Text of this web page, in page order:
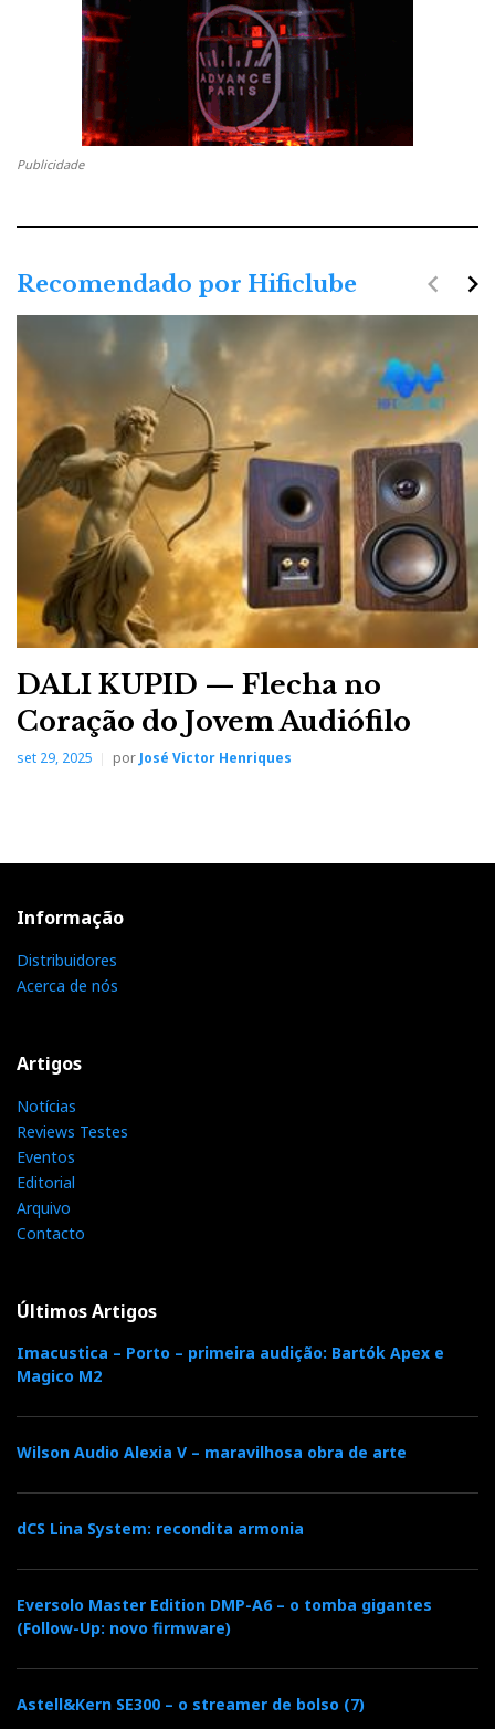
Publicidade
Recomendado por Hificlube
DALI KUPID — Flecha no
Coração do Jovem Audiófilo
set 29, 2025 porJosé Victor Henriques
navigate_next
navigate_before
Informação
Distribuidores
Acerca de nós
Artigos
Notícias
Reviews Testes
Eventos
Editorial
Arquivo
Contacto
Últimos Artigos
Imacustica – Porto – primeira audição: Bartók Apex e
Magico M2
Wilson Audio Alexia V – maravilhosa obra de arte
dCS Lina System: recondita armonia
Eversolo Master Edition DMP-A6 – o tomba gigantes
(Follow-Up: novo firmware)
Astell&Kern SE300 – o streamer de bolso (7)